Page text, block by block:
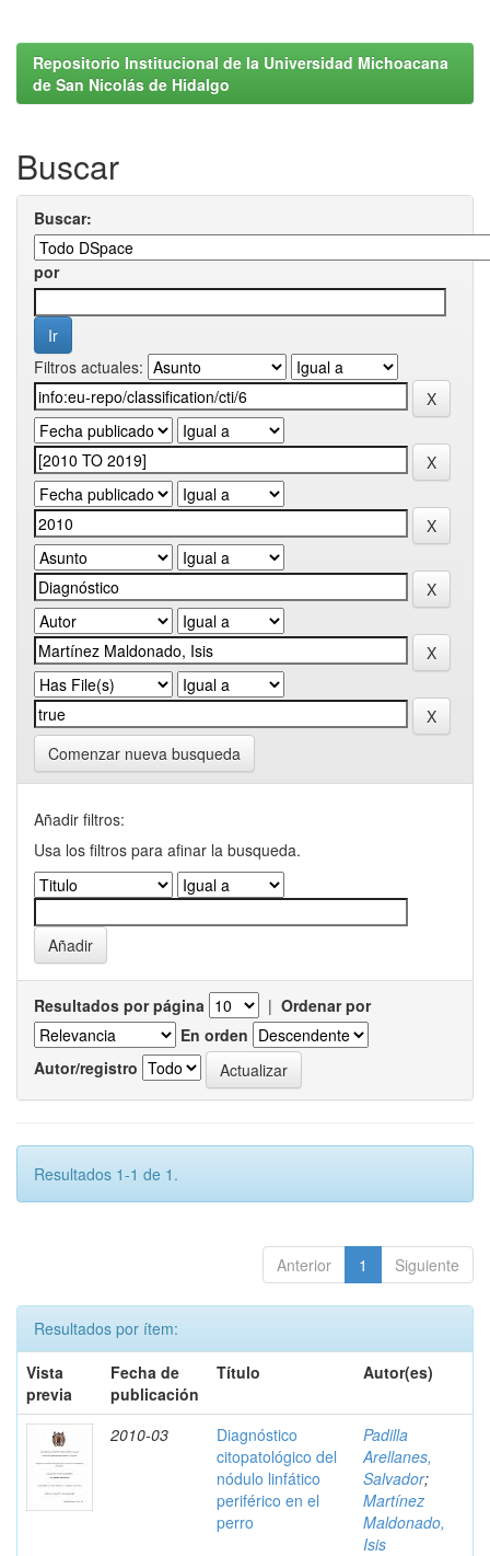
Repositorio Institucional de la Universidad Michoacana
de San Nicolás de Hidalgo
Buscar
Buscar:
por
Filtros actuales:
Comenzar nueva busqueda
Añadir filtros:
Usa los filtros para afinar la busqueda.
Resultados por página | Ordenar por
En orden
Autor/registro
Resultados 1-1 de 1.
Anterior 1 Siguiente
Resultados por ítem:
Vista
previa
Fecha de
publicación
Título Autor(es)
2010-03
Diagnóstico
citopatológico del
nódulo linfático
periférico en el
perro
Padilla
Arellanes,
Salvador;
Martínez
Maldonado,
Isis